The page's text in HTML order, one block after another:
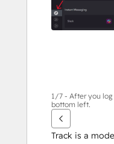
1/7 - After you
bottom left.
Track is a